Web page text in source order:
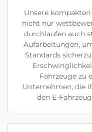
Unsere
nicht nur
durchlaufen auch
Aufarbeitungen,
Standards
Fahrzeuge zu
Unternehmen, die
den E-